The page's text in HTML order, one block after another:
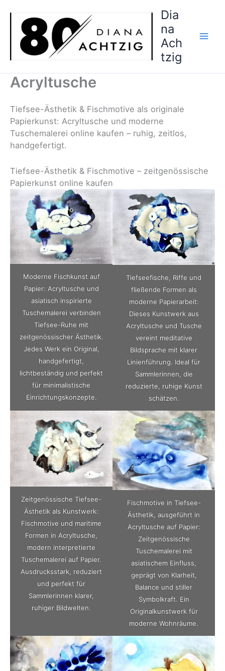
springen
Dia
na
Ach
tzig
Acryltusche
Tiefsee-Ästhetik & Fischmotive als originale
Papierkunst: Acryltusche und moderne
Tuschemalerei online kaufen – ruhig, zeitlos,
handgefertigt.
Tiefsee-Ästhetik & Fischmotive – zeitgenössische
Papierkunst online kaufen
Moderne Fischkunst auf
Papier: Acryltusche und
asiatisch inspirierte
Tuschemalerei verbinden
Tiefsee-Ruhe mit
zeitgenössischer Ästhetik.
Jedes Werk ein Original,
handgefertigt,
lichtbeständig und perfekt
für minimalistische
Einrichtungskonzepte.
Tiefseefische, Riffe und
fließende Formen als
moderne Papierarbeit:
Dieses Kunstwerk aus
Acryltusche und Tusche
vereint meditative
Bildsprache mit klarer
Linienführung. Ideal für
Sammlerinnen, die
reduzierte, ruhige Kunst
schätzen.
Zeitgenössische Tiefsee-
Ästhetik als Kunstwerk:
Fischmotive und maritime
Formen in Acryltusche,
modern interpretierte
Tuschemalerei auf Papier.
Ausdrucksstark, reduziert
und perfekt für
Sammlerinnen klarer,
ruhiger Bildwelten.
Fischmotive in Tiefsee-
Ästhetik, ausgeführt in
Acryltusche auf Papier:
Zeitgenössische
Tuschemalerei mit
asiatischem Einfluss,
geprägt von Klarheit,
Balance und stiller
Symbolkraft. Ein
Originalkunstwerk für
moderne Wohnräume.